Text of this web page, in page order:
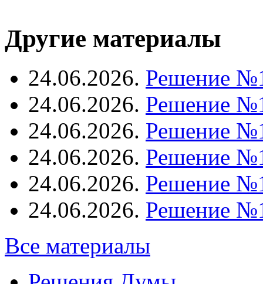
Другие материалы
24.06.2026. Решение
24.06.2026. Решение
24.06.2026. Решение
24.06.2026. Решение
24.06.2026. Решение
24.06.2026. Решение
Все материалы